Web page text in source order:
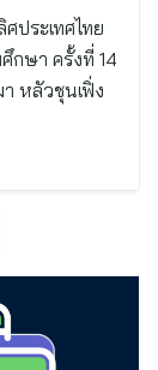
ประเทศไทย
กษา ครั้งที่ 14
หลัวชุนเฟิ่ง